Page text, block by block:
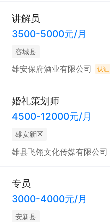
讲解员
3500-5000元/月
容城县
雄安保府酒业有限公司 认证
婚礼策划师
4500-12000元/月
雄安新区
雄县飞翎文化传媒有限公司
专员
3000-4000元/月
安新县